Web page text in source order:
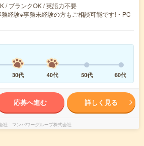
/ ブランクOK / 英語力不要
務経験※事務未経験の方もご相談可能です!・PC
30代 40代 50代 60代
応募へ進む 詳しく見る
社 マンパワーグループ株式会社